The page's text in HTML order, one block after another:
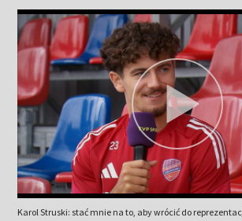
Karol Struski: stać mnie na to, aby wrócić do